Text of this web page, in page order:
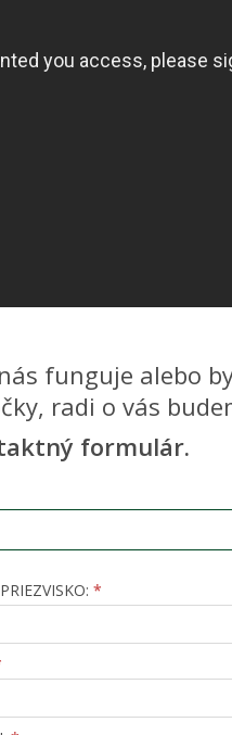
funguje alebo
radi o vás
formulár.
*